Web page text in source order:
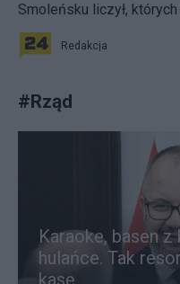
Smoleńsku liczył,
Redakcja
#Rząd
Karaoke, basen
hulańce. Tak
kasę